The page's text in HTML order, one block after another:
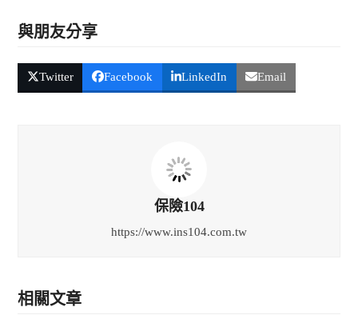
與朋友分享
Twitter Facebook LinkedIn Email
保險104
https://www.ins104.com.tw
相關文章